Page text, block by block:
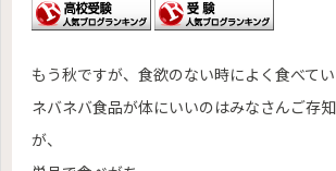
もう秋ですが、食欲のない時によく食べてい
ネバネバ食品が体にいいのはみなさんご存
が、